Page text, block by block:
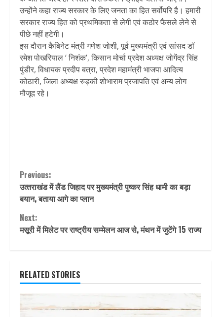
उन्होंने कहा राज्य सरकार के लिए जनता का हित सर्वोपरि है। हमारी
सरकार राज्य हित को प्रथमिकता से लेगी एवं कठोर फैसले लेने से
पीछे नहीं हटेगी।
इस दौरान कैबिनेट मंत्री गणेश जोशी, पूर्व मुख्यमंत्री एवं सांसद डॉ
रमेश पोखरियाल ‘ निशंक’, किसान मोर्चा प्रदेश अध्यक्ष जोगेंद्र सिंह
पुंडीर, विधायक प्रदीप बत्रा, प्रदेश महामंत्री भाजपा आदित्य
कोठारी, जिला अध्यक्ष रुड़की शोभाराम प्रजापति एवं अन्य लोग
मौजूद रहे।
Continue
Reading
Previous:
उत्‍तराखंड में लैंड जिहाद पर मुख्‍यमंत्री पुष्‍कर सिंह धामी का बड़ा
बयान, बताया आगे का प्‍लान
Next:
मसूरी में मिलेट पर राष्ट्रीय सम्मेलन आज से, मंथन में जुटेंगे 15 राज्य
RELATED STORIES